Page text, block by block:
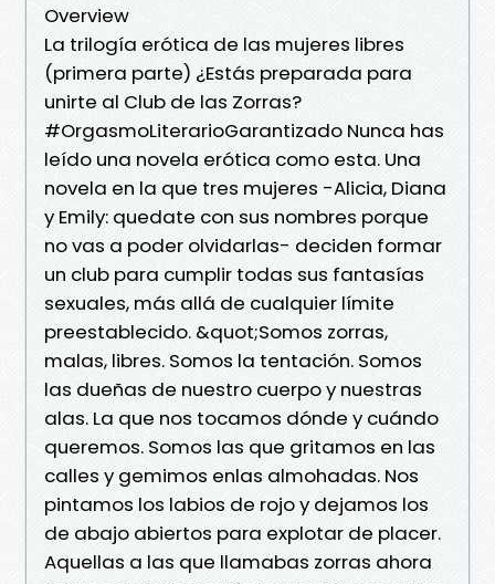
Overview
La trilogía erótica de las mujeres libres
(primera parte) ¿Estás preparada para
unirte al Club de las Zorras?
#OrgasmoLiterarioGarantizado Nunca has
leído una novela erótica como esta. Una
novela en la que tres mujeres -Alicia, Diana
y Emily: quedate con sus nombres porque
no vas a poder olvidarlas- deciden formar
un club para cumplir todas sus fantasías
sexuales, más allá de cualquier límite
preestablecido. &quot;Somos zorras,
malas, libres. Somos la tentación. Somos
las dueñas de nuestro cuerpo y nuestras
alas. La que nos tocamos dónde y cuándo
queremos. Somos las que gritamos en las
calles y gemimos enlas almohadas. Nos
pintamos los labios de rojo y dejamos los
de abajo abiertos para explotar de placer.
Aquellas a las que llamabas zorras ahora